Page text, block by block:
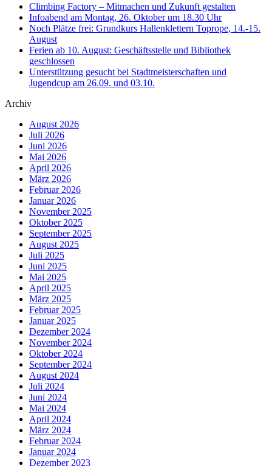
Climbing Factory – Mitmachen und Zukunft gestalten
Infoabend am Montag, 26. Oktober um 18.30 Uhr
Noch Plätze frei: Grundkurs Hallenklettern Toprope, 14.-15.
August
Ferien ab 10. August: Geschäftsstelle und Bibliothek
geschlossen
Unterstützung gesucht bei Stadtmeisterschaften und
Jugendcup am 26.09. und 03.10.
Archiv
August 2026
Juli 2026
Juni 2026
Mai 2026
April 2026
März 2026
Februar 2026
Januar 2026
November 2025
Oktober 2025
September 2025
August 2025
Juli 2025
Juni 2025
Mai 2025
April 2025
März 2025
Februar 2025
Januar 2025
Dezember 2024
November 2024
Oktober 2024
September 2024
August 2024
Juli 2024
Juni 2024
Mai 2024
April 2024
März 2024
Februar 2024
Januar 2024
Dezember 2023